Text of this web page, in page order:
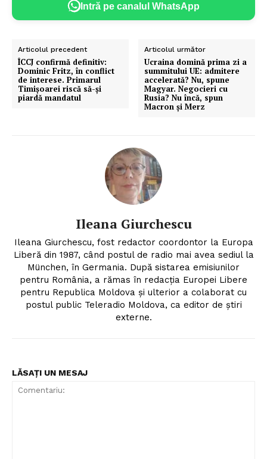
Intră pe canalul WhatsApp
Articolul precedent
ÎCCJ confirmă definitiv:
Dominic Fritz, în conflict
de interese. Primarul
Timișoarei riscă să-și
piardă mandatul
Articolul următor
Ucraina domină prima zi a
summitului UE: admitere
accelerată? Nu, spune
Magyar. Negocieri cu
Rusia? Nu încă, spun
Macron și Merz
Ileana Giurchescu
Ileana Giurchescu, fost redactor coordontor la Europa
Liberă din 1987, când postul de radio mai avea sediul la
München, în Germania. După sistarea emisiunilor
pentru România, a rămas în redacția Europei Libere
pentru Republica Moldova și ulterior a colaborat cu
postul public Teleradio Moldova, ca editor de știri
externe.
LĂSAȚI UN MESAJ